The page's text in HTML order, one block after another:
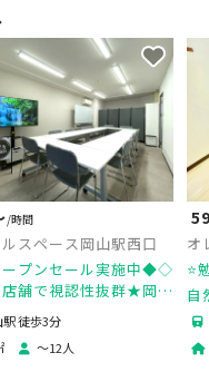
/時間
ルスペース岡山駅西口
プンセール実施中◆◇
店舗で視認性抜群★岡山
3分★24時間営業★ゆっ
名★wi-fi完備★55型モ
駅 徒歩3分
〜12人
オ
⭐️
自